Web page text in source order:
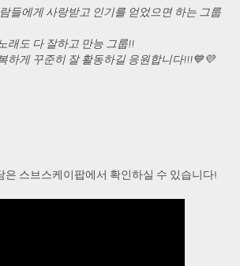
들에게 사랑받고 인기를 얻었으면 하는 그룹
래도 다 잘하고 만능 그룹!!
하게 꾸준히 잘 활동하길 응원합니다!!!💙💜
은 스브스케이팝에서 확인하실 수 있습니다!